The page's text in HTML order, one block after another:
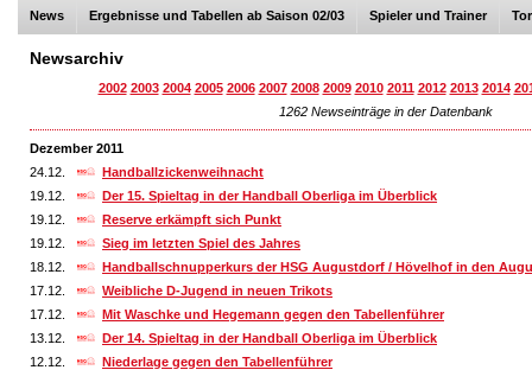
News Ergebnisse und Tabellen ab Saison 02/03 Spieler und Trainer
Newsarchiv
2002 2003 2004 2005 2006 2007 2008 2009 2010 2011 2012 2013 2014
1262 Newseinträge in der Datenbank
Dezember 2011
24.12.
Handballzickenweihnacht
19.12.
Der 15. Spieltag in der Handball Oberliga im Überblick
19.12.
Reserve erkämpft sich Punkt
19.12.
Sieg im letzten Spiel des Jahres
18.12.
Handballschnupperkurs der HSG Augustdorf / Hövelhof in den
17.12.
Weibliche D-Jugend in neuen Trikots
17.12.
Mit Waschke und Hegemann gegen den Tabellenführer
13.12.
Der 14. Spieltag in der Handball Oberliga im Überblick
12.12.
Niederlage gegen den Tabellenführer